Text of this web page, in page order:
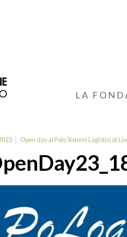
LA
Open day al Polo Sistemi Logistici di